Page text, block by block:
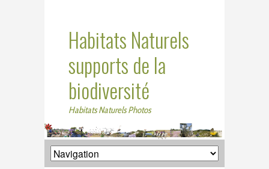
Habitats Naturels
supports de la
biodiversité
Habitats Naturels Photos